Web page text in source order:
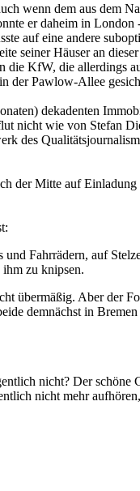
wenn dem aus dem
er daheim in
auf eine andere
seiner Häuser an
KfW, die allerdings
der Pawlow-Allee
dekadenten
nicht wie von Stefan
des
der Mitte auf
Fahrrädern, auf
ihm zu knipsen.
übermäßig. Aber der
demnächst in Bremen
nicht? Der
nicht mehr